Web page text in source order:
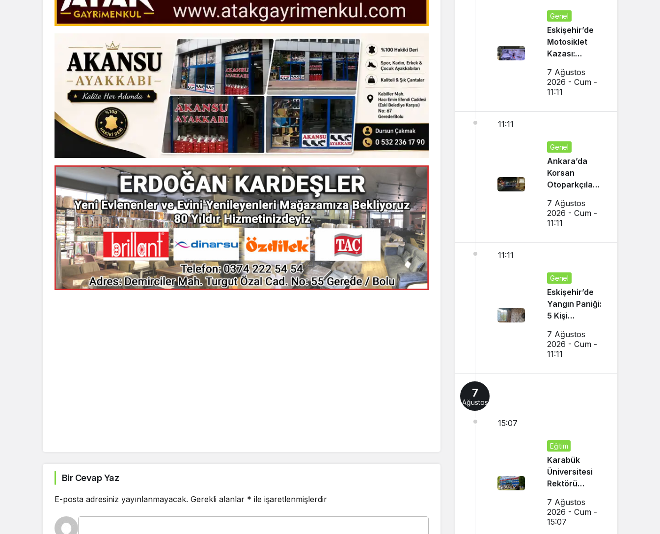
Bir Cevap Yaz
E-posta adresiniz yayınlanmayacak. Gerekli alanlar * ile işaretlenmişlerdir
Genel
Eskişehir’de
Motosiklet
Kazası:
Camı Kırıldı,
Arbede Çıktı
7 Ağustos
2026 - Cum -
11:11
11:11
Genel
Ankara’da
Korsan
Otoparkçılara
Operasyon:
10 Kişi
Alındı
7 Ağustos
2026 - Cum -
11:11
11:11
Genel
Eskişehir’de
Yangın Paniği:
5 Kişi
Etkilendi
7 Ağustos
2026 - Cum -
11:11
7
Ağustos
15:07
Eğitim
Karabük
Üniversitesi
Rektörü
Aday
Öğrencilere
7 Ağustos
2026 - Cum -
15:07